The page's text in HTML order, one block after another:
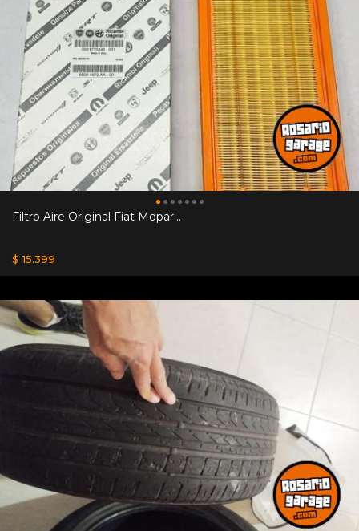
Filtro Aire Original Fiat Mopar...
$ 15.399